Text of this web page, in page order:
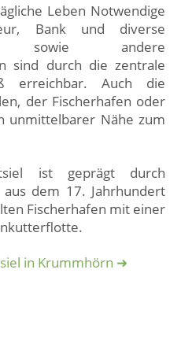
Leben Notwendige
Bank und diverse
sowie andere
sind durch die zentrale
erreichbar. Auch die
der Fischerhafen oder
unmittelbarer Nähe zum
ist geprägt durch
dem 17. Jahrhundert
Fischerhafen mit einer
in Krummhörn ➜